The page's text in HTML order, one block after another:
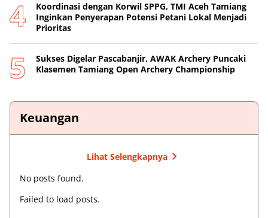
Koordinasi dengan Korwil SPPG, TMI Aceh Tamiang
Inginkan Penyerapan Potensi Petani Lokal Menjadi
Prioritas
Sukses Digelar Pascabanjir, AWAK Archery Puncaki
Klasemen Tamiang Open Archery Championship
Keuangan
Lihat Selengkapnya
No posts found.
Failed to load posts.